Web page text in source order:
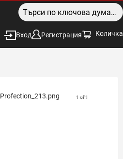
Вход Регистрация Количка
1 of 1